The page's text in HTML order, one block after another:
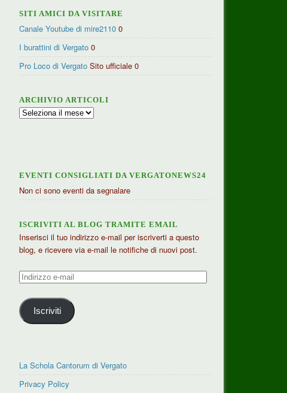
SITI AMICI DA VISITARE
Canale Youtube di mire2110 0
I burattini di Vergato 0
Pro Loco di Vergato Sito ufficiale 0
ARCHIVIO ARTICOLI
Archivio
EVENTI CONSIGLIATI DA VERGATONEWS24
Non ci sono eventi da segnalare
ISCRIVITI AL BLOG TRAMITE EMAIL
Inserisci il tuo indirizzo e-mail per iscriverti a questo
blog, e ricevere via e-mail le notifiche di nuovi post.
Indirizzo
mail
Iscriviti
La Schola Cantorum di Vergato
Privacy Policy